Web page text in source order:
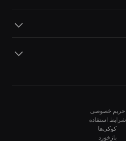
حریم خصوصی
شرایط استفاده
کوکی‌ها
بازخورد
10